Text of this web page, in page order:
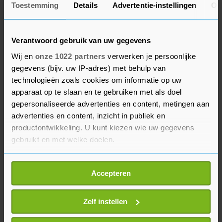
Toestemming Details Advertentie-instellingen
Verantwoord gebruik van uw gegevens
Wij en onze 1022 partners verwerken je persoonlijke
gegevens (bijv. uw IP-adres) met behulp van
technologieën zoals cookies om informatie op uw
apparaat op te slaan en te gebruiken met als doel
gepersonaliseerde advertenties en content, metingen aan
advertenties en content, inzicht in publiek en
productontwikkeling. U kunt kiezen wie uw gegevens
gebruikt en met welke doelen.
Als u het toestaat, willen we ook graag:
Informatie verzamelen over uw geografische
locatie, die tot een paar meter nauwkeurig kan zijn
Uw apparaat identificeren door het actief te
scannen op specifieke eigenschappen (fingerprinting)
Accepteren
Zelf instellen
De koepel van regionale gezondheidsdiensten die
de meeste boosterprikken zetten vraagt "iedereen
voordringt, en fraudeert bij het invullen van de
gegevens, dan neem je een plek van iemand in
die deze vaccinatie misschien nog harder nodig
heeft dan jij. Er is voor iedereen een vaccin
beschikbaar, maar wacht op je beurt en je
uitnodiging", zo laat een woordvoerster in een
verklaring weten.
Identificatiebewijs controleren
Een persoon die langer dan zes maanden geleden
een tweede vaccin heeft gehad, maar geboren is
in 1968, omzeilde de procedure met het valse